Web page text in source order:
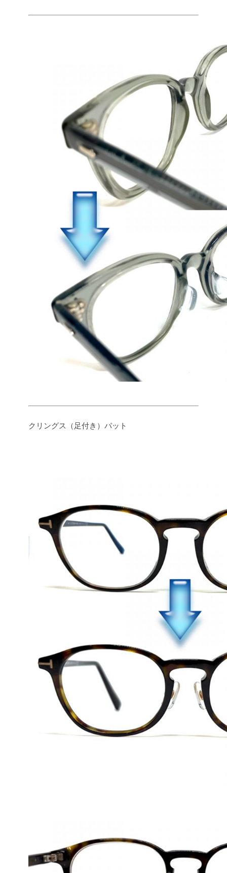
クリングス（足付き）パット